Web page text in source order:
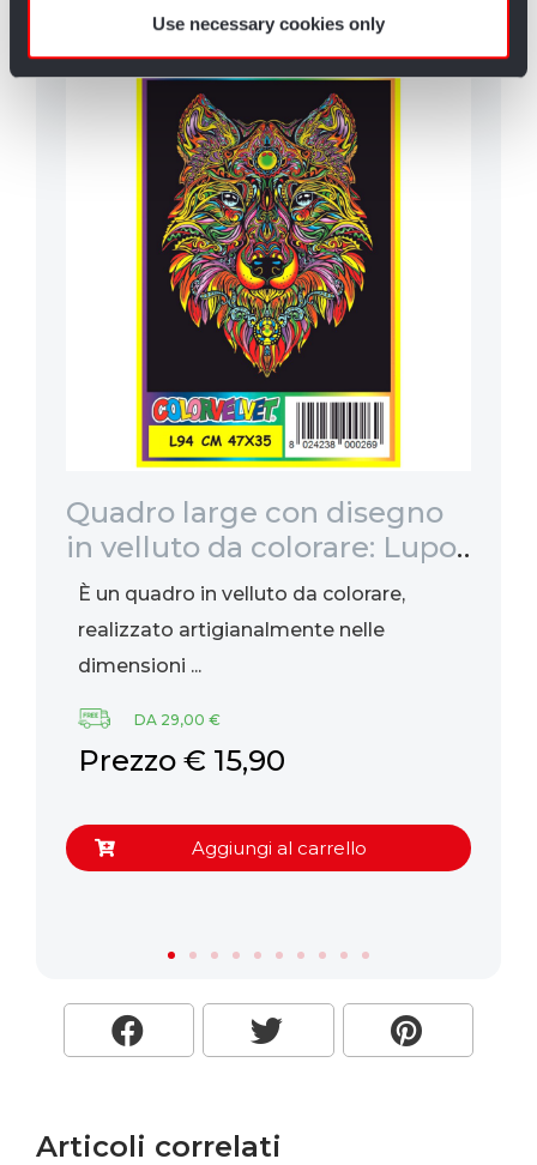
Use necessary cookies only
Quadro large con disegno
in velluto da colorare: Lupo,
47x35cm
È un quadro in velluto da colorare,
realizzato artigianalmente nelle
dimensioni ...
DA 29,00 €
Prezzo € 15,90
Aggiungi al carrello
Articoli correlati